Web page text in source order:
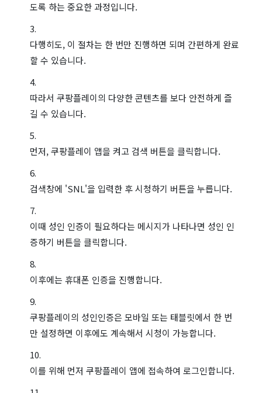
도록 하는 중요한 과정입니다.
다행히도, 이 절차는 한 번만 진행하면 되며 간편하게 완료
할 수 있습니다.
따라서 쿠팡플레이의 다양한 콘텐츠를 보다 안전하게 즐
길 수 있습니다.
먼저, 쿠팡플레이 앱을 켜고 검색 버튼을 클릭합니다.
검색창에 'SNL'을 입력한 후 시청하기 버튼을 누릅니다.
이때 성인 인증이 필요하다는 메시지가 나타나면 성인 인
증하기 버튼을 클릭합니다.
이후에는 휴대폰 인증을 진행합니다.
쿠팡플레이의 성인인증은 모바일 또는 태블릿에서 한 번
만 설정하면 이후에도 계속해서 시청이 가능합니다.
이를 위해 먼저 쿠팡플레이 앱에 접속하여 로그인합니다.